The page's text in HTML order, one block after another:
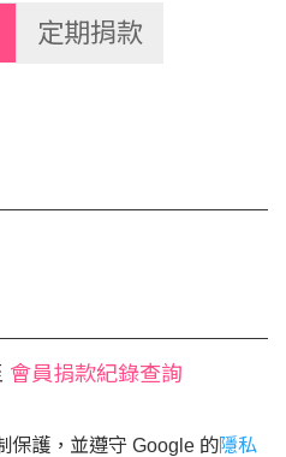
定期捐款
會員捐款紀錄查詢
保護，並遵守 Google 的隱私